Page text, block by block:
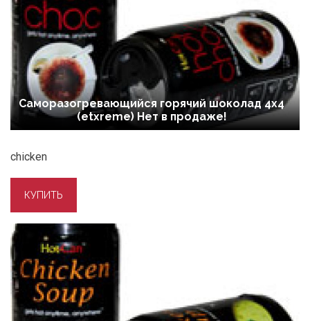
Саморазогревающийся горячий шоколад 4x4
(etxreme) Нет в продаже!
chicken